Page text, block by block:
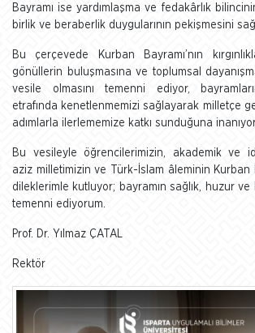
Bayramı ise yardımlaşma ve fedakârlık
birlik ve beraberlik duygularının pekişmesini
Bu çerçevede Kurban Bayramı’nın
gönüllerin buluşmasına ve toplumsal
vesile olmasını temenni ediyor,
etrafında kenetlenmemizi sağlayarak milletçe
adımlarla ilerlememize katkı sunduğuna
Bu vesileyle öğrencilerimizin, akademik ve
aziz milletimizin ve Türk-İslam âleminin Kurban
dileklerimle kutluyor; bayramın sağlık, huzur
temenni ediyorum.
Prof. Dr. Yılmaz ÇATAL
Rektör